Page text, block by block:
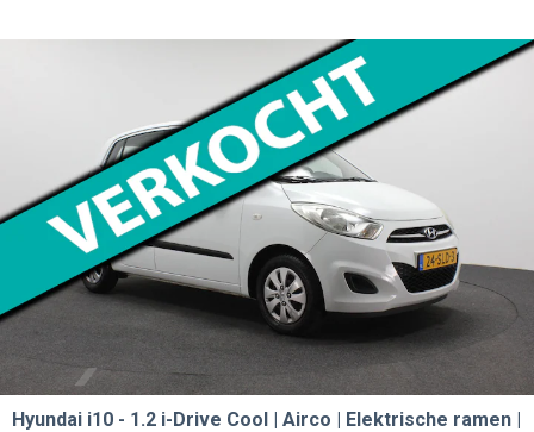
Hyundai i10
1.2 i-Drive Cool | Airco | Elektrische ramen |